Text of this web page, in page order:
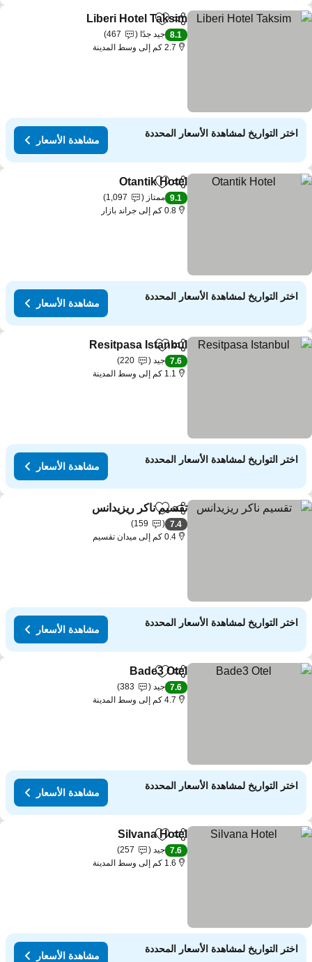
مشاركةAdd to favorites
Liberi Hotel Taksim
8.1 جيد جدًا
467
2.7 كم إلى وسط المدينة
اختر التواريخ لمشاهدة الأسعار المحددة
مشاهدة الأسعار
مشاركةAdd to favorites
Otantik Hotel
9.1 ممتاز
1,097
0.8 كم إلى جراند بازار
اختر التواريخ لمشاهدة الأسعار المحددة
مشاهدة الأسعار
مشاركةAdd to favorites
Resitpasa Istanbul
7.6 جيد
220
1.1 كم إلى وسط المدينة
اختر التواريخ لمشاهدة الأسعار المحددة
مشاهدة الأسعار
مشاركةAdd to favorites
تقسيم ناكر ريزيدانس
7.4
159
0.4 كم إلى ميدان تقسيم
اختر التواريخ لمشاهدة الأسعار المحددة
مشاهدة الأسعار
مشاركةAdd to favorites
Bade3 Otel
7.6 جيد
383
4.7 كم إلى وسط المدينة
اختر التواريخ لمشاهدة الأسعار المحددة
مشاهدة الأسعار
مشاركةAdd to favorites
Silvana Hotel
7.6 جيد
257
1.6 كم إلى وسط المدينة
اختر التواريخ لمشاهدة الأسعار المحددة
مشاهدة الأسعار